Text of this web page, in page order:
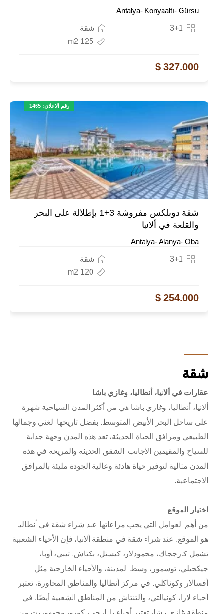
Antalya- Konyaaltı- Gürsu
شقة
3+1
125 m2
327.000 $
رقم الاعلان: 1465
شقة دوبلكس مفروشة 3+1 بإطلالة على البحر
والقلعة في ألانيا
Antalya- Alanya- Oba
شقة
3+1
120 m2
254.000 $
شقة
عقارات في ألانيا، أنطاليا، وغازي باشا
ألانيا، أنطاليا، وغازي باشا هي من أكثر المدن السياحية شهرة
على ساحل البحر الأبيض المتوسط. بفضل تاريخها الغني وجمالها
الطبيعي ومرافق الحياة الحديثة، تعد هذه المدن وجهة جذابة
للسياح والمقيمين الأجانب. الشقق الحديثة والمريحة في هذه
المدن مثالية لتوفير حياة هادئة وعالية الجودة مليئة بالمرافق
الاجتماعية.
اختيار الموقع
من أهم العوامل التي يجب مراعاتها عند شراء شقة في أنطاليا
هو الموقع. عند شراء شقة في منطقة ألانيا، فإن الأحياء الشعبية
تشمل كارججاك، محمودلار، كيستل، بكتاش، تيبي، أوبا،
جيكجيلي، توسمور، وسط المدينة، والأحياء الخارجية مثل
أفسالار وكوناكلي. في مركز أنطاليا والمناطق المجاورة، تعتبر
أحياء لارا، كونيالتي، وألتنتاش من المناطق الشعبية أيضًا. في